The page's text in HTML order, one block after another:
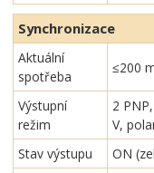
Synchronizace
Aktuální
spotřeba
≤200
Výstupní
režim
2
V,
Stav výstupu
ON